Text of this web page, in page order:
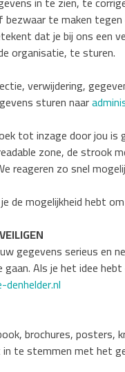
te maken
dat je bij ons een
organisatie, te sturen.
verwijdering,
sturen naar
tot inzage door jou
zone, de strook
reageren zo snel
de mogelijkheid hebt
gegevens serieus en
Als je het idee
brochures, posters,
te stemmen met het